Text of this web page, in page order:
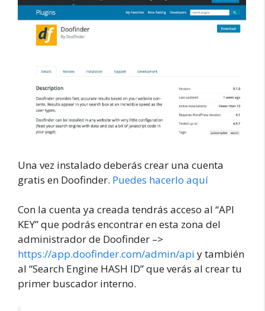
Una vez instalado deberás crear una cuenta
gratis en Doofinder. Puedes hacerlo aquí
Con la cuenta ya creada tendrás acceso al “API
KEY” que podrás encontrar en esta zona del
administrador de Doofinder –>
https://app.doofinder.com/admin/api y también
al “Search Engine HASH ID” que verás al crear tu
primer buscador interno.